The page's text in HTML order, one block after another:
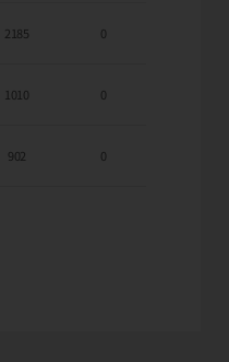
2185 0
1010 0
902 0